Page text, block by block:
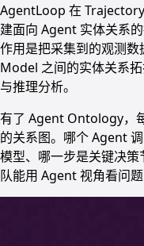
AgentLoop 在
建面向 Agent 实体关系
作用是把采集到的观测
Model 之间的实体关系
与推理分析。
有了 Agent Ontology，
的关系图。哪个 Agent
模型、哪一步是关键决
队能用 Agent 视角看问